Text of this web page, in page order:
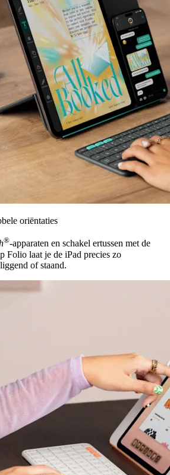
oriëntaties
®-apparaten en schakel ertussen met de
Folio laat je de iPad precies zo
of staand.